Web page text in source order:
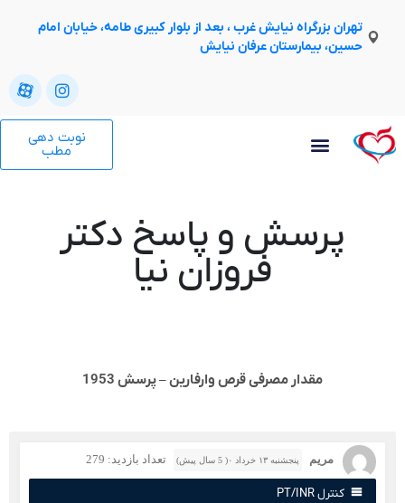
تهران بزرگراه نیایش غرب ، بعد از بلوار کبیری طامه، خیابان امام
حسین، بیمارستان عرفان نیایش
نوبت دهی
پرسش و پاسخ دکتر
فروزان نیا
مقدار مصرفی قرص وارفارین – پرسش 1953
مریم پنجشنبه ۱۳ خرداد ۰( 5 سال پیش) تعداد بازدید: 279
کنترل PT/INR